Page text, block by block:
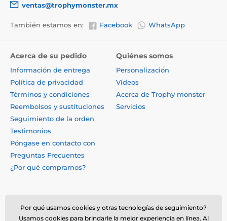
ventas@trophymonster.mx
También estamos en: Facebook WhatsApp
Acerca de su pedido
Información de entrega
Política de privacidad
Términos y condiciones
Reembolsos y sustituciones
Seguimiento de la orden
Testimonios
Póngase en contacto con
Preguntas Frecuentes
¿Por qué comprarnos?
Quiénes somos
Personalización
Vídeos
Acerca de Trophy monster
Servicios
Por qué usamos cookies y otras tecnologías de seguimiento?
Usamos cookies para brindarle la mejor experiencia en línea. Al